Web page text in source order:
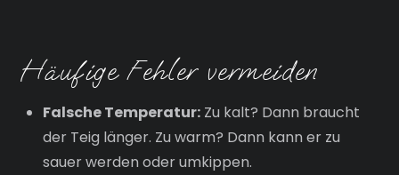
Häufige Fehler vermeiden
Falsche Temperatur: Zu kalt? Dann braucht
der Teig länger. Zu warm? Dann kann er zu
sauer werden oder umkippen.